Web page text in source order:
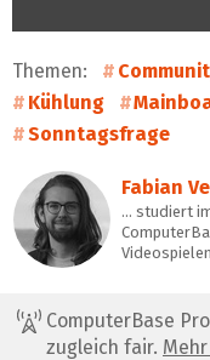
Themen:
Kühlung
Sonntagsfrage
Fabian
… studiert
ComputerBase
zugleich fair.